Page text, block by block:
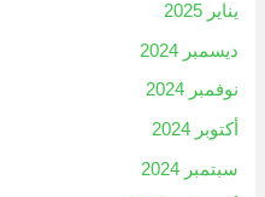
يناير 2025
ديسمبر 2024
نوفمبر 2024
أكتوبر 2024
سبتمبر 2024